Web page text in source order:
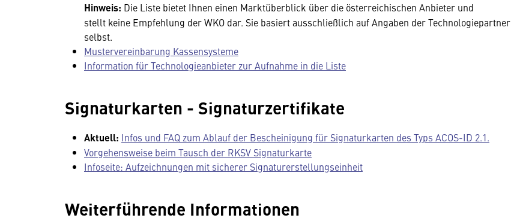
Hinweis: Die Liste bietet Ihnen einen Marktüberblick über die österreichischen Anbieter und
stellt keine Empfehlung der WKO dar. Sie basiert ausschließlich auf Angaben der Technologiepartner
selbst.
Mustervereinbarung Kassensysteme
Information für Technologieanbieter zur Aufnahme in die Liste
Signaturkarten - Signaturzertifikate
Aktuell: Infos und FAQ zum Ablauf der Bescheinigung für Signaturkarten des Typs ACOS-ID 2.1.
Vorgehensweise beim Tausch der RKSV Signaturkarte
Infoseite: Aufzeichnungen mit sicherer Signaturerstellungseinheit
Weiterführende Informationen